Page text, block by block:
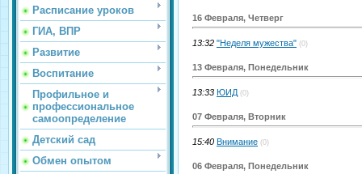
Расписание уроков
ГИА, ВПР
Развитие
Воспитание
Профильное и
профессиональное
самоопределение
Детский сад
Обмен опытом
16 Февраля, Четверг
13:32 "Неделя мужества" (0)
13 Февраля, Понедельник
13:33 ЮИД (0)
07 Февраля, Вторник
15:40 Внимание (0)
06 Февраля, Понедельник